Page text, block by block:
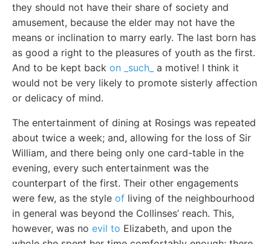
they should not have their share of society and
amusement, because the elder may not have the
means or inclination to marry early. The last born has
as good a right to the pleasures of youth as the first.
And to be kept back on _such_ a motive! I think it
would not be very likely to promote sisterly affection
or delicacy of mind.
The entertainment of dining at Rosings was repeated
about twice a week; and, allowing for the loss of Sir
William, and there being only one card-table in the
evening, every such entertainment was the
counterpart of the first. Their other engagements
were few, as the style of living of the neighbourhood
in general was beyond the Collinses’ reach. This,
however, was no evil to Elizabeth, and upon the